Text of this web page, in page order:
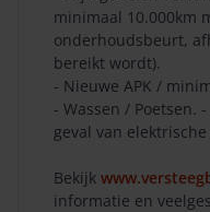
minimaal 10.000km
onderhoudsbeurt,
bereikt wordt).
- Nieuwe APK /
- Wassen / Poetsen.
geval van
Bekijk
informatie en